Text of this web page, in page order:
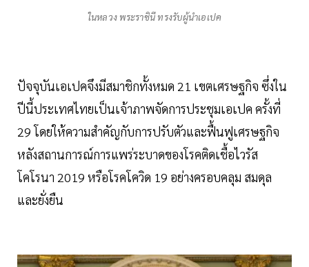
ในหลวง พระราชินี ทรงรับผู้นำเอเปค
ปัจจุบันเอเปคจึงมีสมาชิกทั้งหมด 21 เขตเศรษฐกิจ ซึ่งใน
ปีนี้ประเทศไทยเป็นเจ้าภาพจัดการประชุมเอเปค ครั้งที่
29 โดยให้ความสำคัญกับการปรับตัวและฟื้นฟูเศรษฐกิจ
หลังสถานการณ์การแพร่ระบาดของโรคติดเชื้อไวรัส
โคโรนา 2019 หรือโรคโควิด 19 อย่างครอบคลุม สมดุล
และยั่งยืน